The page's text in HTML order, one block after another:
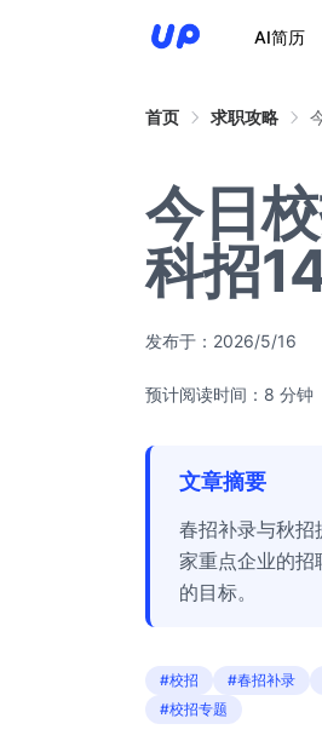
AI简历
首页 求职攻略
今日
科招
发布于： 2026/5/16
预计阅读时间：8 分钟
文章摘要
春招补录与秋招
家重点企业的招
的目标。
#校招 #春招补录
#校招专题